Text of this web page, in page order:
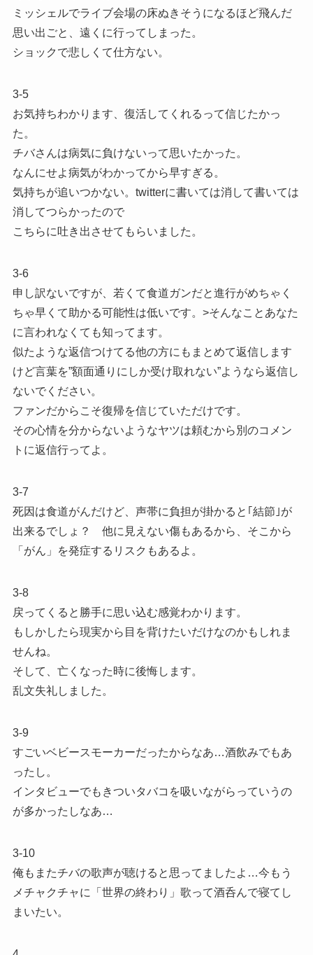
ミッシェルでライブ会場の床ぬきそうになるほど飛んだ
思い出ごと、遠くに行ってしまった。
ショックで悲しくて仕方ない。
3-5
お気持ちわかります、復活してくれるって信じたかっ
た。
チバさんは病気に負けないって思いたかった。
なんにせよ病気がわかってから早すぎる。
気持ちが追いつかない。twitterに書いては消して書いては
消してつらかったので
こちらに吐き出させてもらいました。
3-6
申し訳ないですが、若くて食道ガンだと進行がめちゃく
ちゃ早くて助かる可能性は低いです。>そんなことあなた
に言われなくても知ってます。
似たような返信つけてる他の方にもまとめて返信します
けど言葉を”額面通りにしか受け取れない”ようなら返信し
ないでください。
ファンだからこそ復帰を信じていただけです。
その心情を分からないようなヤツは頼むから別のコメン
トに返信行ってよ。
3-7
死因は食道がんだけど、声帯に負担が掛かると｢結節｣が
出来るでしょ？ 他に見えない傷もあるから、そこから
「がん」を発症するリスクもあるよ。
3-8
戻ってくると勝手に思い込む感覚わかります。
もしかしたら現実から目を背けたいだけなのかもしれま
せんね。
そして、亡くなった時に後悔します。
乱文失礼しました。
3-9
すごいベビースモーカーだったからなあ…酒飲みでもあ
ったし。
インタビューでもきついタバコを吸いながらっていうの
が多かったしなあ…
3-10
俺もまたチバの歌声が聴けると思ってましたよ…今もう
メチャクチャに「世界の終わり」歌って酒呑んで寝てし
まいたい。